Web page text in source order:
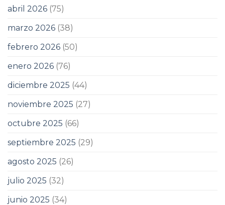
abril 2026 (75)
marzo 2026 (38)
febrero 2026 (50)
enero 2026 (76)
diciembre 2025 (44)
noviembre 2025 (27)
octubre 2025 (66)
septiembre 2025 (29)
agosto 2025 (26)
julio 2025 (32)
junio 2025 (34)